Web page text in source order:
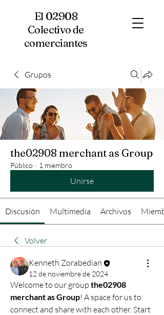
El 02908
Colectivo de
comerciantes
Grupos
the02908 merchant as Group
Público · 1 miembro
Unirse
Discusión Multimedia Archivos
Volver
Kenneth Zorabedian
12 de noviembre de 2024
Welcome to our group the02908
merchant as Group! A space for us to
connect and share with each other. Start